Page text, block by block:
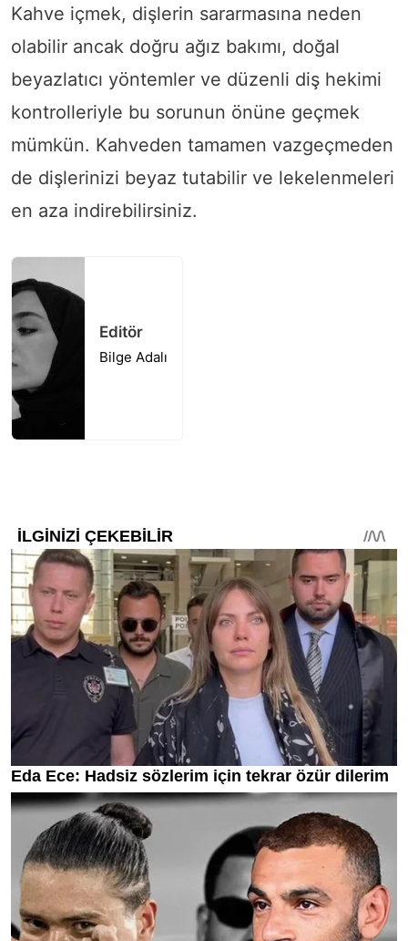
Kahve içmek, dişlerin sararmasına neden
olabilir ancak doğru ağız bakımı, doğal
beyazlatıcı yöntemler ve düzenli diş hekimi
kontrolleriyle bu sorunun önüne geçmek
mümkün. Kahveden tamamen vazgeçmeden
de dişlerinizi beyaz tutabilir ve lekelenmeleri
en aza indirebilirsiniz.
Editör
Bilge Adalı